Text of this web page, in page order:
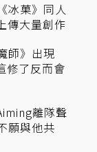
冰菓》同人
傳大量創作
師》出現
修了反而會
離隊聲
願與他共